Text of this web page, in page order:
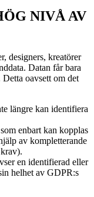
NIVÅ AV
designers, kreatörer
Datan får bara
oavsett om det
längre kan identifiera
enbart kan kopplas
av kompletterande
en identifierad eller
helhet av GDPR:s